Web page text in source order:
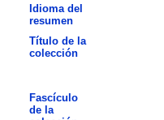
Idioma del
resumen
Título de la
colección
Fascículo
de la